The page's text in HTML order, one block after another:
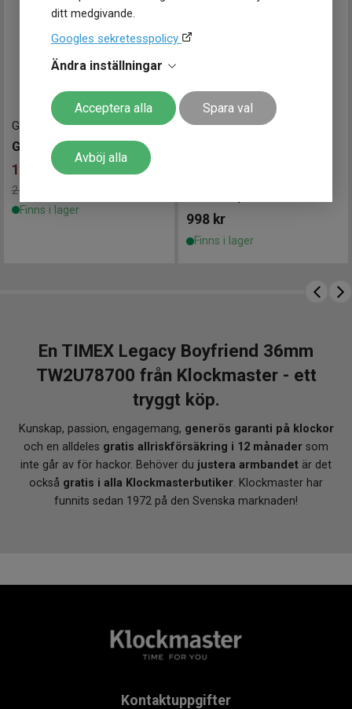
ditt medgivande.
Googles sekretesspolicy
Ändra inställningar
Acceptera alla Spara val
Avböj alla
G164001 -35 mm
GANT Quincy Lady 35mm
1 947 kr
2 290 kr
Finns i lager
998 kr
Finns i lager
En TIMEX Legacy Boyfriend 36mm
TW2U78700 från Klockmaster - ett
tryggt köp.
Kunskap, passion, engagemang, generös garanti på klockor
och en alldeles gratis allriskförsäkring i 12 månader som
inte går av för hackor. Behöver du justera armbandet är det
också gratis i alla Klockmasterbutiker. Klockmaster har
funnits sedan 1972 på den Svenska marknaden!
Kontaktuppgifter